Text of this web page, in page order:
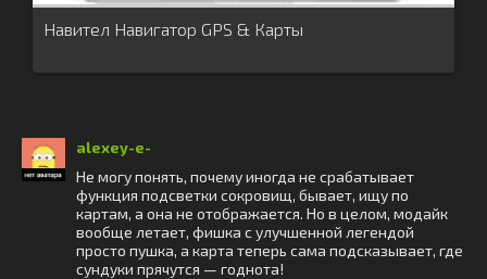
Навител Навигатор GPS & Карты
alexey-e-
Не могу понять, почему иногда не срабатывает
функция подсветки сокровищ, бывает, ищу по
картам, а она не отображается. Но в целом, модайк
вообще летает, фишка с улучшенной легендой
просто пушка, а карта теперь сама подсказывает, где
сундуки прячутся — годнота!